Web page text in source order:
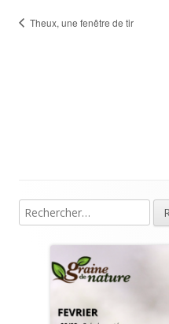
Theux, une fenêtre de tir
Colonne
principale
Rechercher :